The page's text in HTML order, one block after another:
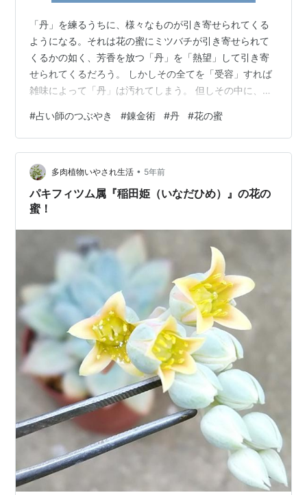
「丹」を練るうちに、様々なものが引き寄せられてくる
ようになる。それは花の蜜にミツバチが引き寄せられて
くるかの如く、芳香を放つ「丹」を「熱望」して引き寄
せられてくるだろう。 しかしその全てを「受容」すれば
雑味によって「丹」は汚れてしまう。 但しその中に、其
望」で迎えられるものがあれば、それは錬金術を飛躍的
に加速するだろう。 By Erte 🌙 未來のメルマガ 🌕 🌖 🌗
🌘 🌚 🌒 🌓 🌔 🌕
#占い師のつぶやき #錬金術 #丹 #花の蜜
多肉植物いやされ生活 • 5年前
パキフィツム属『稲田姫（いなだひめ）』の花の
蜜！